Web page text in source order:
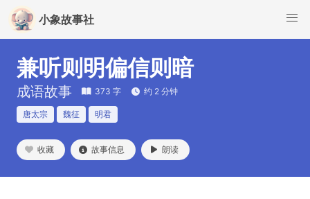
小象故事社
兼听则明偏信则暗
成语故事 373 字 约 2 分钟
唐太宗 魏征 明君
收藏 故事信息 朗读